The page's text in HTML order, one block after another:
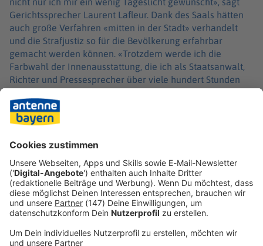
Gerichtssprecher Laurent Lafleur. Dank des Saals hätten
auch große Verfahren «mitten in der Stadt» verhandelt
und die Strafjustiz so für die Bevölkerung erfahrbar
gemacht werden können. «Trotzdem werde ich die
Farbwahl der Innenausstattung, die ich als Staatsanwalt,
Richter und Pressesprecher über viele hundert Stunden
Bis Ende Juni soll das Gebäude noch in Betrieb sein, ab
dann wird nicht mehr ganz so zentral verhandelt - im an
diesem Montag eingeweihten neuen Münchner